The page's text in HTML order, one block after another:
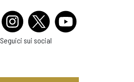
Seguici sui social